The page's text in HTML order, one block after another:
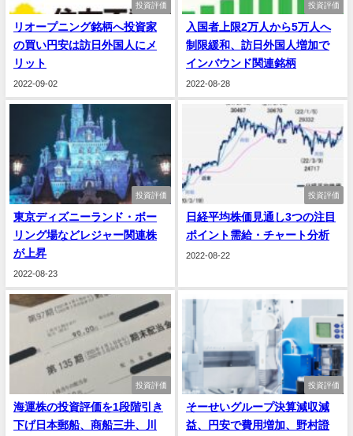
投資評価
リオープニング銘柄へ投資家
の買い円安は訪日外国人にメ
リット
2022-09-02
投資評価
入国者上限2万人から5万人へ
制限緩和、訪日外国人増加で
インバウンド関連銘柄
2022-08-28
投資評価
東京ディズニーランド・ボー
リング場などレジャー関連株
が上昇
2022-08-23
投資評価
日経平均株価見通し3つの注目
ポイント需給・チャート分析
2022-08-22
投資評価
海運株の投資評価を1段階引き
下げ日本郵船、商船三井、川
投資評価
そーせいグループ決算減収減
益、円安で費用増加、野村證